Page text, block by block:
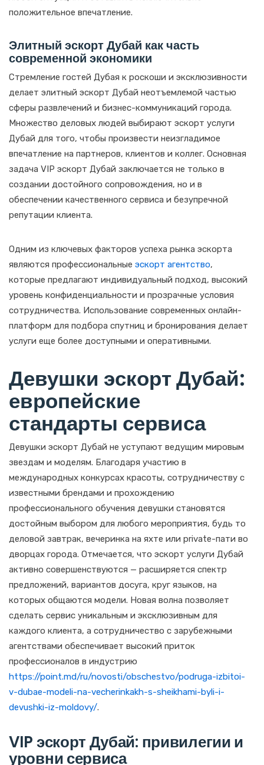
положительное впечатление.
Элитный эскорт Дубай как часть
современной экономики
Стремление гостей Дубая к роскоши и эксклюзивности
делает элитный эскорт Дубай неотъемлемой частью
сферы развлечений и бизнес-коммуникаций города.
Множество деловых людей выбирают эскорт услуги
Дубай для того, чтобы произвести неизгладимое
впечатление на партнеров, клиентов и коллег. Основная
задача VIP эскорт Дубай заключается не только в
создании достойного сопровождения, но и в
обеспечении качественного сервиса и безупречной
репутации клиента.
Одним из ключевых факторов успеха рынка эскорта
являются профессиональные эскорт агентство,
которые предлагают индивидуальный подход, высокий
уровень конфиденциальности и прозрачные условия
сотрудничества. Использование современных онлайн-
платформ для подбора спутниц и бронирования делает
услуги еще более доступными и оперативными.
Девушки эскорт Дубай:
европейские
стандарты сервиса
Девушки эскорт Дубай не уступают ведущим мировым
звездам и моделям. Благодаря участию в
международных конкурсах красоты, сотрудничеству с
известными брендами и прохождению
профессионального обучения девушки становятся
достойным выбором для любого мероприятия, будь то
деловой завтрак, вечеринка на яхте или private-пати во
дворцах города. Отмечается, что эскорт услуги Дубай
активно совершенствуются — расширяется спектр
предложений, вариантов досуга, круг языков, на
которых общаются модели. Новая волна позволяет
сделать сервис уникальным и эксклюзивным для
каждого клиента, а сотрудничество с зарубежными
агентствами обеспечивает высокий приток
профессионалов в индустрию
https://point.md/ru/novosti/obschestvo/podruga-izbitoi-
v-dubae-modeli-na-vecherinkakh-s-sheikhami-byli-i-
devushki-iz-moldovy/.
VIP эскорт Дубай: привилегии и
уровни сервиса